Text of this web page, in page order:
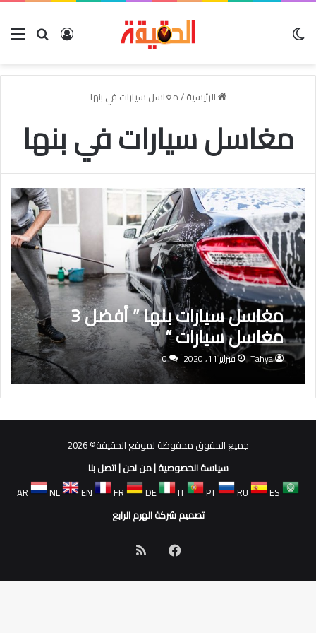
بحث عنتسجيل
الرئيسية/مغاسل سيارات في بنها
مغاسل سيارات في بنها
مغاسل سيارات بنها ” أفضل 3
مغاسل سيارات “
Tahya فبراير 11, 2020 0
جميع الحقوق محفوظة لموقع الحقيقة© 2026
سياسة الخصوصية|من نحن|اتصل بنا
AR
NL EN FR DE IT PT RU
ES
تصميم شركة الهرم الرابع
فيسبوك
الموقع